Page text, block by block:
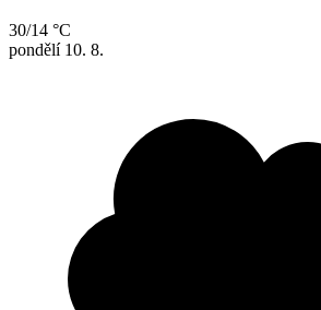
30/14 °C
pondělí 10. 8.